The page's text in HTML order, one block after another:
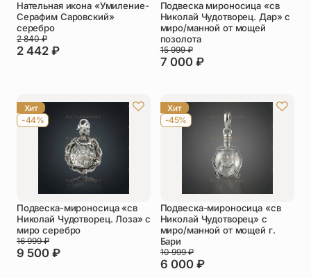
Нательная икона «Умиление-
Серафим Саровский»
серебро
2 442 ₽
2 840₽
Подвеска мироносица «св
Николай Чудотворец. Дар» с
миро/манной от мощей
позолота
7 000 ₽
15 999₽
Хит
-44%
Подвеска-мироносица «св
Николай Чудотворец. Лоза» с
миро серебро
9 500 ₽
16 999₽
Хит
-45%
Подвеска-мироносица «св
Николай Чудотворец» с
миро/манной от мощей г.
Бари
6 000 ₽
10 999₽